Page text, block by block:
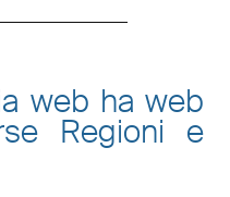
web ha web
Regioni e